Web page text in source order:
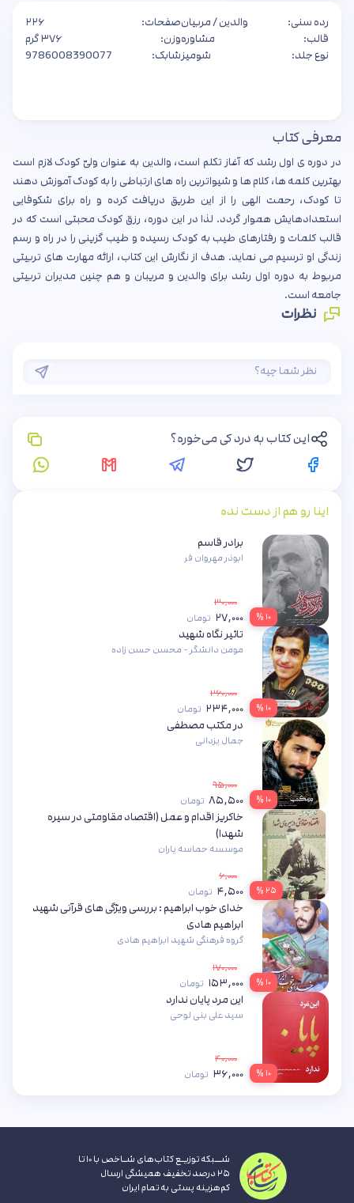
رده سنی:
والدین / مربیان
قالب:
مشاوره
نوع جلد:
شومیز
صفحات:
۲۲۶
وزن:
۳۷۶ گرم
شابک:
9786008390077
معرفی کتاب
در دوره ی اول رشد که آغاز تکلم است، والدین به عنوان ولیّ کودک لازم است
بهترین کلمه ها، کلام ها و شیواترین راه های ارتباطی را به کودک آموزش دهند
تا کودک، رحمت الهی را از این طریق دریافت کرده و راه برای شکوفایی
استعدادهایش هموار گردد. لذا در این دوره، رزق کودک محبتی است که در
قالب کلمات و رفتارهای طیب به کودک رسیده و طیب گزینی را در راه و رسم
زندگی او ترسیم می نماید. هدف از نگارش این کتاب، ارائه مهارت های تربیتی
مربوط به دوره اول رشد برای والدین و مریبان و هم چنین مدیران تربیتی
جامعه است.
نظرات
این کتاب به درد کی می‌خوره؟
اینا رو هم از دست نده
۱۰ %
برادر قاسم
ابوذر مهروان فر
۳۰,۰۰۰
۲۷,۰۰۰ تومان
۱۰ %
تاثیر نگاه شهید
مومن دانشگر - محسن حسن زاده
۲۶۰,۰۰۰
۲۳۴,۰۰۰ تومان
۱۰ %
در مکتب مصطفی
جمال یزدانی
۹۵,۰۰۰
۸۵,۵۰۰ تومان
۲۵ %
خاکریز اقدام و عمل (اقتصاد مقاومتی در سیره
شهدا)
موسسه حماسه یاران
۶,۰۰۰
۴,۵۰۰ تومان
۱۰ %
خدای خوب ابراهیم : بررسی ویژگی های قرآنی شهید
ابراهیم هادی
گروه فرهنگی شهید ابراهیم هادی
۱۷۰,۰۰۰
۱۵۳,۰۰۰ تومان
۱۰ %
این مرد پایان ندارد
سید علی بنی لوحی
۴۰,۰۰۰
۳۶,۰۰۰ تومان
شــبکه توزیـع کتاب‌های شـاخص با ۱۰ تا
۲۵ درصد تخفیف همیشگی ارسال
کم‌هزینه پستی به تمام ایران